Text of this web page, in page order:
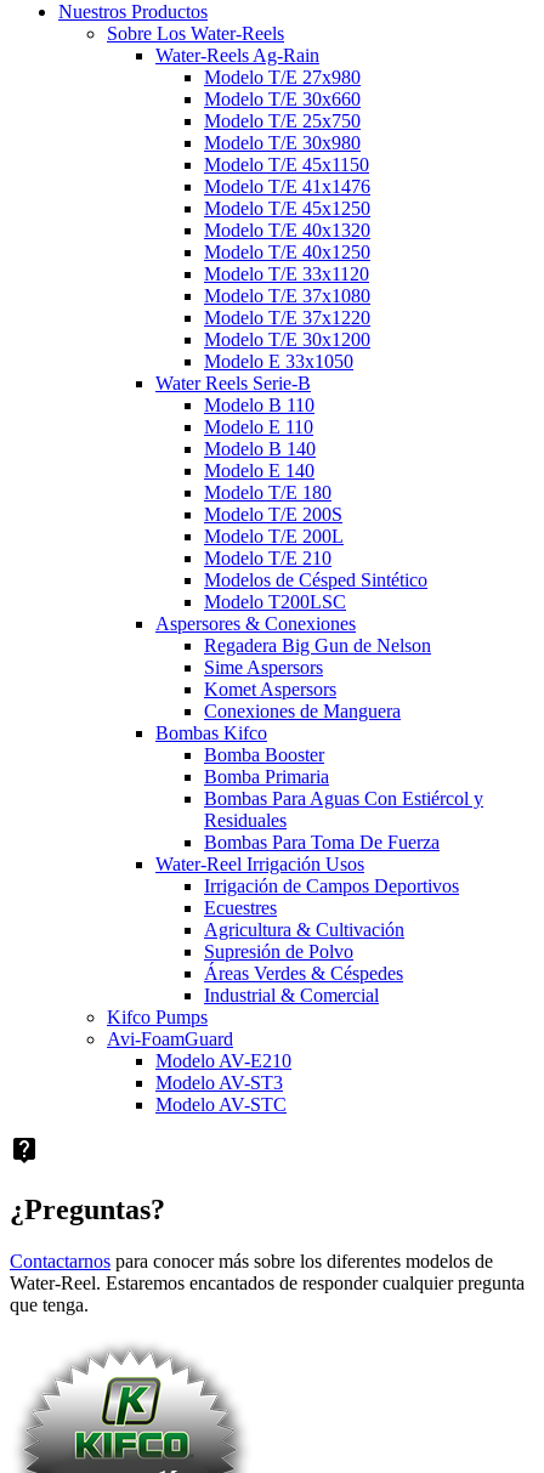
Nuestros Productos
Sobre Los Water-Reels
Water-Reels Ag-Rain
Modelo T/E 27x980
Modelo T/E 30x660
Modelo T/E 25x750
Modelo T/E 30x980
Modelo T/E 45x1150
Modelo T/E 41x1476
Modelo T/E 45x1250
Modelo T/E 40x1320
Modelo T/E 40x1250
Modelo T/E 33x1120
Modelo T/E 37x1080
Modelo T/E 37x1220
Modelo T/E 30x1200
Modelo E 33x1050
Water Reels Serie-B
Modelo B 110
Modelo E 110
Modelo B 140
Modelo E 140
Modelo T/E 180
Modelo T/E 200S
Modelo T/E 200L
Modelo T/E 210
Modelos de Césped Sintético
Modelo T200LSC
Aspersores & Conexiones
Regadera Big Gun de Nelson
Sime Aspersors
Komet Aspersors
Conexiones de Manguera
Bombas Kifco
Bomba Booster
Bomba Primaria
Bombas Para Aguas Con Estiércol y
Residuales
Bombas Para Toma De Fuerza
Water-Reel Irrigación Usos
Irrigación de Campos Deportivos
Ecuestres
Agricultura & Cultivación
Supresión de Polvo
Áreas Verdes & Céspedes
Industrial & Comercial
Kifco Pumps
Avi-FoamGuard
Modelo AV-E210
Modelo AV-ST3
Modelo AV-STC
live_help
¿Preguntas?
Contactarnos para conocer más sobre los diferentes modelos de
Water-Reel. Estaremos encantados de responder cualquier pregunta
que tenga.